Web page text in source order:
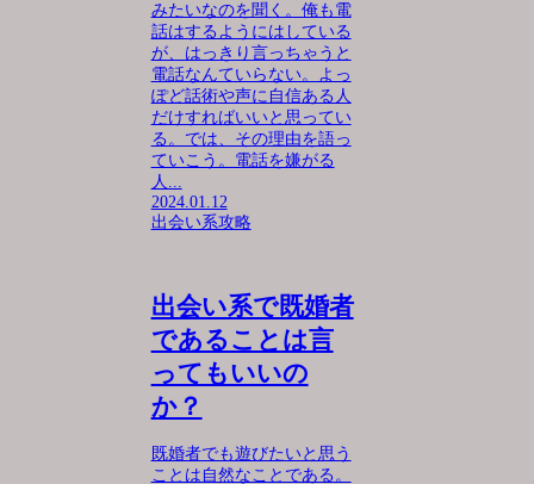
みたいなのを聞く。俺も電
話はするようにはしている
が、はっきり言っちゃうと
電話なんていらない。よっ
ぽど話術や声に自信ある人
だけすればいいと思ってい
る。では、その理由を語っ
ていこう。電話を嫌がる
人...
2024.01.12
出会い系攻略
出会い系で既婚者
であることは言
ってもいいの
か？
既婚者でも遊びたいと思う
ことは自然なことである。